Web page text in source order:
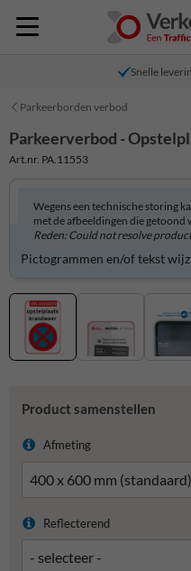
Snelle
Parkeerborden verbod
Parkeerverbod -
Art.nr. PA.11553
Wegens een technische storing
met de afbeeldingen die getoond
Reden: Could not resolve product
Product zelf aanpassen?
Pictogrammen en/of tekst
Product samenstellen
Afmeting
Reflecterend